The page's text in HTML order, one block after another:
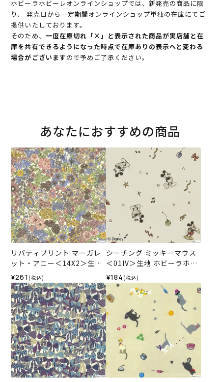
ホビーラホビーレオンラインショップでは、新発売の商品に限
り、 発売日から一定期間オンラインショップ単独の在庫にてご
提供いたしております。
そのため、 一度在庫切れ「×」と表示された商品が実店舗と在
庫を共有できるようになった時点で在庫ありの表示へと変わる
場合がございますので予めご了承ください。
あなたにおすすめの商品
リバティプリント マーガレ
ット・アニー＜14X2＞生地
★復刻色 （ホビーラホビー
レオリジナル）2025SS
¥261 (税込)
シーチング ミッキーマウス
＜01IV＞生地 ホビーラホビ
ーレデザインコレクション
¥184 (税込)